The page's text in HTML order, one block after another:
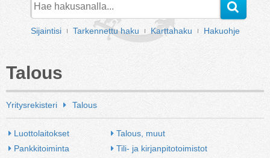
Sijaintisi Tarkennettu haku Karttahaku Hakuohje
Talous
Yritysrekisteri Talous
Luottolaitokset
Pankkitoiminta
Talous, muut
Tili- ja kirjanpitotoimistot